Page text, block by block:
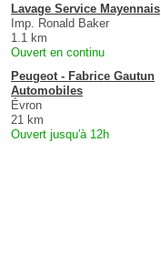
Lavage Service Mayennais
Imp. Ronald Baker
1.1 km
Ouvert en continu
Peugeot - Fabrice Gautun
Automobiles
Évron
21 km
Ouvert jusqu'à 12h